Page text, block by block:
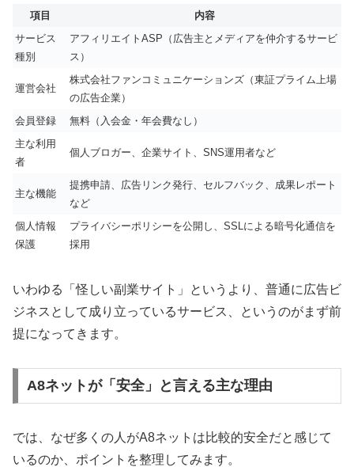
項目
内容
サービス
種別
アフィリエイトASP（広告主とメディアを仲介するサービ
ス）
運営会社
株式会社ファンコミュニケーションズ（東証プライム上場
の広告企業）
会員登録
無料（入会金・年会費なし）
主な利用
者
個人ブロガー、企業サイト、SNS運用者など
主な機能
提携申請、広告リンク発行、セルフバック、成果レポート
など
個人情報
保護
プライバシーポリシーを公開し、SSLによる暗号化通信を
採用
いわゆる「怪しい副業サイト」というより、普通に広告ビ
ジネスとして成り立っているサービス、というのがまず前
提になってきます。
A8ネットが「安全」と言える主な理由
では、なぜ多くの人がA8ネットは比較的安全だと感じて
いるのか、ポイントを整理してみます。